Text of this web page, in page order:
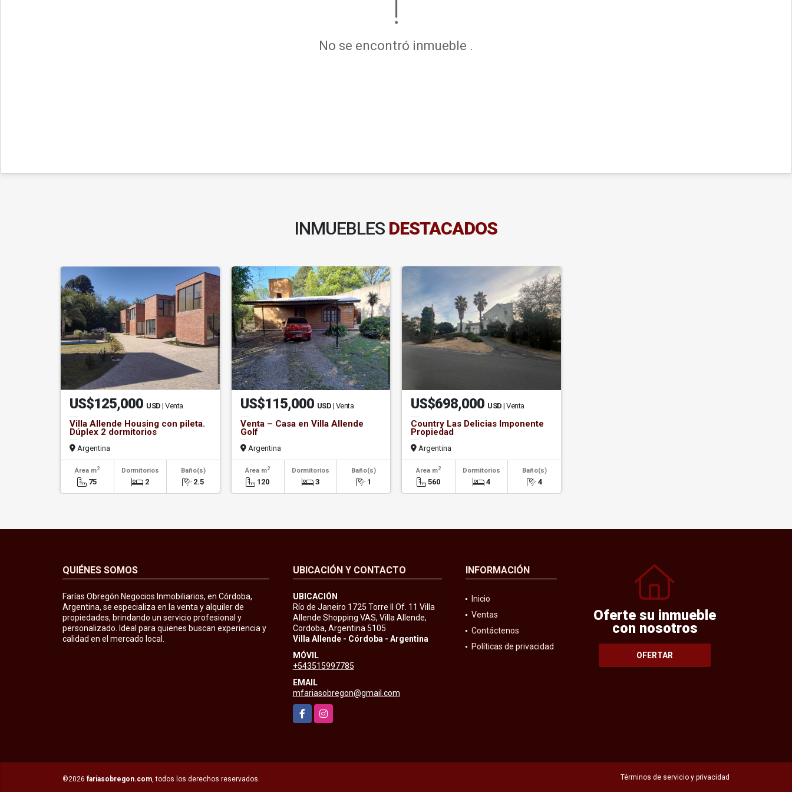
No se encontró inmueble .
INMUEBLES DESTACADOS
US$125,000 USD | Venta
Villa Allende Housing con pileta.
Dúplex 2 dormitorios
Argentina
Área m2
75
Dormitorios
2
Baño(s)
2.5
US$115,000 USD | Venta
Venta – Casa en Villa Allende
Golf
Argentina
Área m2
120
Dormitorios
3
Baño(s)
1
US$698,000 USD | Venta
Country Las Delicias Imponente
Propiedad
Argentina
Área m2
560
Dormitorios
4
Baño(s)
4
QUIÉNES SOMOS
Farías Obregón Negocios Inmobiliarios, en Córdoba,
Argentina, se especializa en la venta y alquiler de
propiedades, brindando un servicio profesional y
personalizado. Ideal para quienes buscan experiencia y
calidad en el mercado local.
UBICACIÓN Y CONTACTO
UBICACIÓN
Río de Janeiro 1725 Torre II Of. 11 Villa
Allende Shopping VAS, Villa Allende,
Cordoba, Argentina 5105
Villa Allende - Córdoba - Argentina
MÓVIL
+543515997785
EMAIL
mfariasobregon@gmail.com
FacebookInstagram
INFORMACIÓN
Inicio
Ventas
Contáctenos
Políticas de privacidad
Oferte su inmueble
con nosotros
OFERTAR
©2026 fariasobregon.com, todos los derechos reservados. Términos de servicio y privacidad